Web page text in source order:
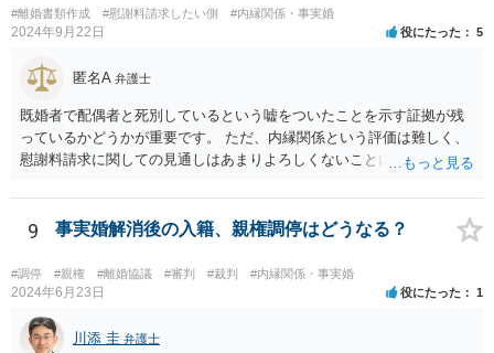
す。 ですので、被請求側の弁護士は、タイムチャージを併用したり、
対応継続月毎に報酬を受けたり、出廷日当で調整したり、できるだけ
いますが、そうなってくると弁護士に勝訴インセンティブが働きにく
センティブも確保するためには、請求側の主張額を鵜呑みにした排除
額ベースとするのではなく、弁護士として反対の立場であれば、２～
３割くらいの確率で認められそうな金額がいくらくらいかを提示した
ないと目くじらを立てる依頼者もいそうなので、やはり難点がありま
たり、長期化した場合は追加着手金を請求できるようにしたりして最
悪排除額ベースの成功報酬はもらえなくても気にしないというのが良
いように思っています。 いずれにせよ、どういう形をとるにせよ、支
払う報酬額はあまり変わらないと思いますので、そのとおりに支払っ
#離婚書類作成 #慰謝料請求したい側 #内縁関係・事実婚
2024年9月22日 役にたった 5
匿名A 弁護士
既婚者で配偶者と死別しているという嘘をついたことを示す証拠が残
っているかどうかが重要です。 ただ、内縁関係という評価は難しく、
慰謝料請求に関しての見通しはあまりよろしくないことにご留意なさ
9 事実婚解消後の入籍、親権調停はどうなる？
#調停 #親権 #離婚協議 #審判 #裁判 #内縁関係・事実婚
2024年6月23日 役にたった 1
川添 圭 弁護士